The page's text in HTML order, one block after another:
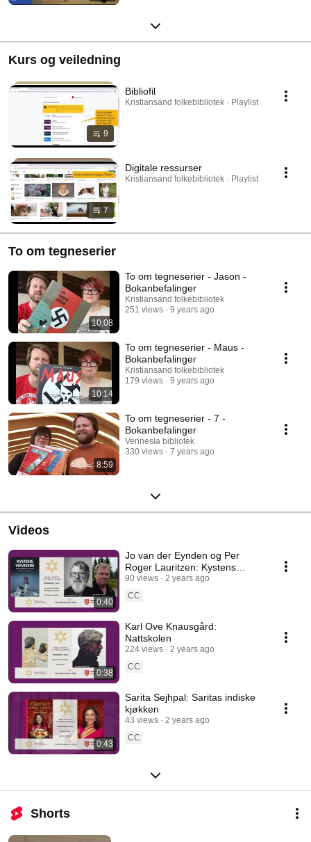
Kurs og veiledning
9
Bibliofil
Kristiansand folkebibliotek · Playlist
7
Digitale ressurser
Kristiansand folkebibliotek · Playlist
To om tegneserier
10:08
To om tegneserier - Jason -
Bokanbefalinger
Kristiansand folkebibliotek
251 views
9 years ago
10:14
To om tegneserier - Maus -
Bokanbefalinger
Kristiansand folkebibliotek
179 views
9 years ago
8:59
To om tegneserier - 7 -
Bokanbefalinger
Vennesla bibliotek
330 views
7 years ago
Videos
0:40
Jo van der Eynden og Per
Roger Lauritzen: Kystens
veivisere - norsk fyrhistorie fra
A til Å
90 views
2 years ago
CC
0:38
Karl Ove Knausgård:
Nattskolen
224 views
2 years ago
CC
0:43
Sarita Sejhpal: Saritas indiske
kjøkken
43 views
2 years ago
CC
Shorts